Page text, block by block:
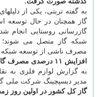
به گفته تربتی، یکی از
گاز همچنان در حال
شبکه گاز متصل می
مصرف ناشی از توسعه شبکه
افزایش ۱۱ درصدی مصرف گاز / گاز کم بود، مازوت دادیم
مدیر دیسپچینگ شرکت ملی
گاز کل کشور در اولین روز